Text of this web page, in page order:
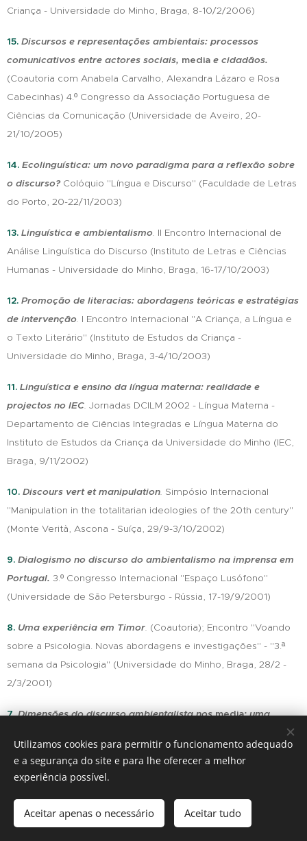
Criança - Universidade do Minho, Braga, 8-10/2/2006)
15. Discursos e representações ambientais: processos
comunicativos entre actores sociais, media e cidadãos.
(Coautoria com Anabela Carvalho, Alexandra Lázaro e Rosa
Cabecinhas) 4.º Congresso da Associação Portuguesa de
Ciências da Comunicação (Universidade de Aveiro, 20-
21/10/2005)
14. Ecolinguística: um novo paradigma para a reflexão sobre
o discurso? Colóquio "Língua e Discurso" (Faculdade de Letras
do Porto, 20-22/11/2003)
13. Linguística e ambientalismo. II Encontro Internacional de
Análise Linguística do Discurso (Instituto de Letras e Ciências
Humanas - Universidade do Minho, Braga, 16-17/10/2003)
12. Promoção de literacias: abordagens teóricas e estratégias
de intervenção. I Encontro Internacional "A Criança, a Língua e
o Texto Literário" (Instituto de Estudos da Criança -
Universidade do Minho, Braga, 3-4/10/2003)
11. Linguística e ensino da língua materna: realidade e
projectos no IEC. Jornadas DCILM 2002 - Língua Materna -
Departamento de Ciências Integradas e Língua Materna do
Instituto de Estudos da Criança da Universidade do Minho (IEC,
Braga, 9/11/2002)
10. Discours vert et manipulation. Simpósio Internacional
"Manipulation in the totalitarian ideologies of the 20th century"
(Monte Verità, Ascona - Suíça, 29/9-3/10/2002)
9. Dialogismo no discurso do ambientalismo na imprensa em
Portugal. 3.º Congresso Internacional "Espaço Lusófono"
(Universidade de São Petersburgo - Rússia, 17-19/9/2001)
8. Uma experiência em Timor. (Coautoria); Encontro "Voando
sobre a Psicologia. Novas abordagens e investigações" - "3.ª
semana da Psicologia" (Universidade do Minho, Braga, 28/2 -
2/3/2001)
7. Dimensões do discurso ambientalista nosmedia: uma
7.º Encontro de Estudos Portugueses
da "AssociaçãoLaborde Estudos Portugueses" (Universidade
de Aveiro, 29-30/11/2000)
6. Jogos linguísticos.(coautoria com Ana Lúcia Santos); Fórum
"Metamorfoses Lúdicas" - Associação de Ludotecas de
Crie o seu site grátis! Comece agora
Utilizamos cookies para permitir o funcionamento adequado
e a segurança do site e para lhe oferecer a melhor
experiência possível.
Aceitar apenas o necessário Aceitar tudo